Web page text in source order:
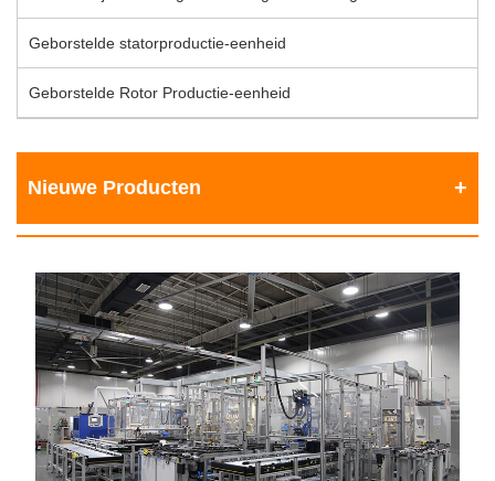
Geborstelde statorproductie-eenheid
Geborstelde Rotor Productie-eenheid
Nieuwe Producten